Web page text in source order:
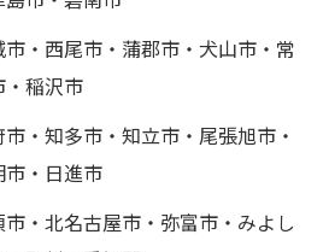
・西尾市・蒲郡市・犬山市・常
・稲沢市
・知多市・知立市・尾張旭市・
市・日進市
・北名古屋市・弥富市・みよし